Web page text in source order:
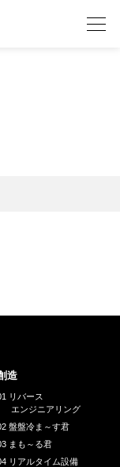
造
リバース
エンジニアリング
盤盤冷ま～す君
まも～る君
リアルタイム設備